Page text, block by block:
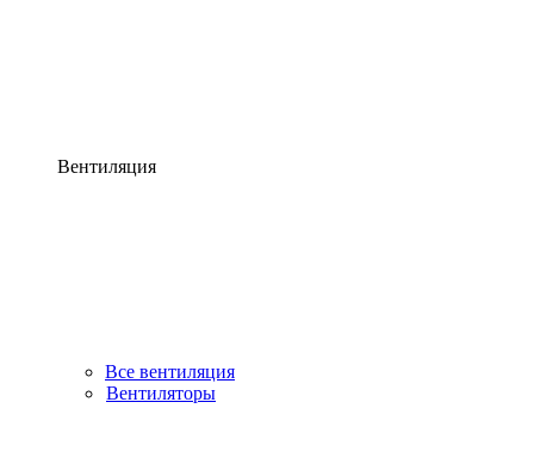
Вентиляция
Все вентиляция
Вентиляторы